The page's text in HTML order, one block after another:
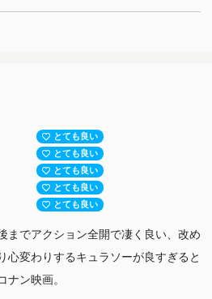
とても良い
とても良い
とても良い
とても良い
とても良い
までアクション全開で凄く良い、改め
心変わりするキュラソーが良すぎると
ン映画。